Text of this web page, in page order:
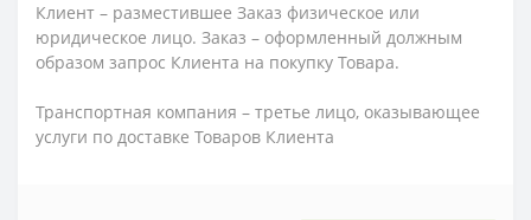
Клиент – разместившее Заказ физическое или
юридическое лицо. Заказ – оформленный должным
образом запрос Клиента на покупку Товара.
Транспортная компания – третье лицо, оказывающее
услуги по доставке Товаров Клиента